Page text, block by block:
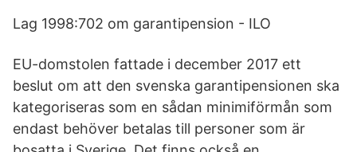
Lag 1998:702 om garantipension - ILO
EU-domstolen fattade i december 2017 ett
beslut om att den svenska garantipensionen ska
kategoriseras som en sådan minimiförmån som
endast behöver betalas till personer som är